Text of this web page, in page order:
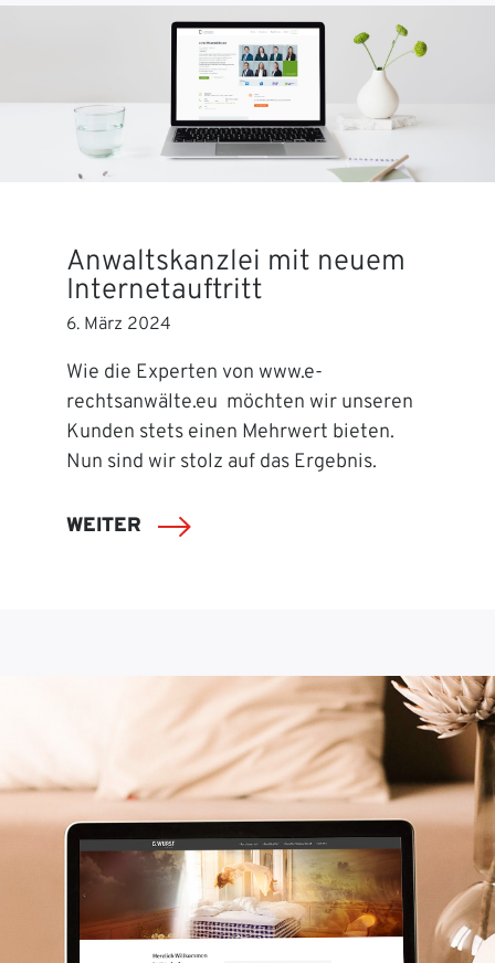
Anwaltskanzlei mit neuem
Internetauftritt
6. März 2024
Wie die Experten von www.e-
rechtsanwälte.eu möchten wir unseren
Kunden stets einen Mehrwert bieten.
Nun sind wir stolz auf das Ergebnis.
WEITER